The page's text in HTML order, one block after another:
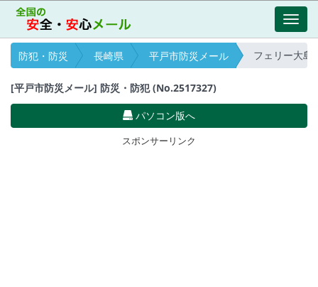
防犯・防災
長崎県 平戸市防災メール フェリー大島
[平戸市防災メール] 防災・防犯 (No.2517327)
パソコン版へ
スポンサーリンク